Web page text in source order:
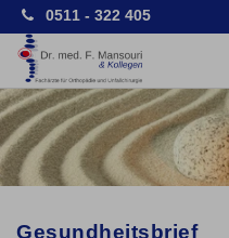
0511 - 322 405
Gesundheitsbrief